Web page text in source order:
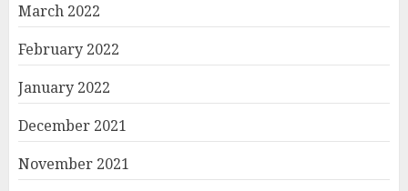
March 2022
February 2022
January 2022
December 2021
November 2021